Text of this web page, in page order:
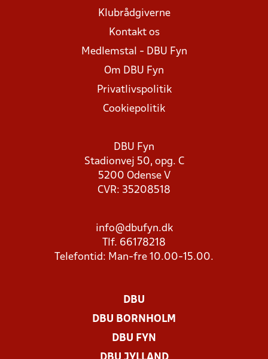
Klubrådgiverne
Kontakt os
Medlemstal - DBU Fyn
Om DBU Fyn
Privatlivspolitik
Cookiepolitik
DBU Fyn
Stadionvej 50, opg. C
5200 Odense V
CVR: 35208518
info@dbufyn.dk
Tlf. 66178218
Telefontid: Man-fre 10.00-15.00.
DBU
DBU BORNHOLM
DBU FYN